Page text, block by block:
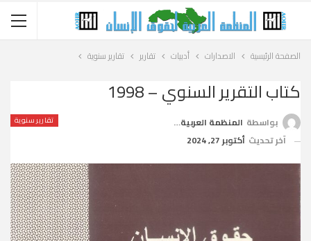
الصفحة الرئيسية الاصدارات أدبيات تقارير تقارير سنوية
كتاب التقرير السنوي – 1998
تقارير سنوية بواسطة المنظمة العربية لحقوق الإنسان
آخر تحديث أكتوبر 27, 2024